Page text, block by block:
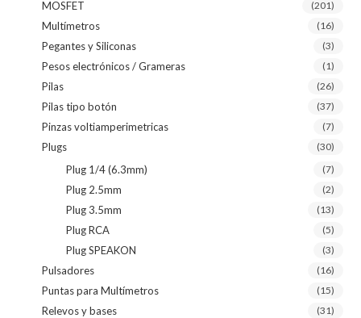
MOSFET (201)
Multímetros (16)
Pegantes y Siliconas (3)
Pesos electrónicos / Grameras (1)
Pilas (26)
Pilas tipo botón (37)
Pinzas voltiamperimetricas (7)
Plugs (30)
Plug 1/4 (6.3mm) (7)
Plug 2.5mm (2)
Plug 3.5mm (13)
Plug RCA (5)
Plug SPEAKON (3)
Pulsadores (16)
Puntas para Multímetros (15)
Relevos y bases (31)